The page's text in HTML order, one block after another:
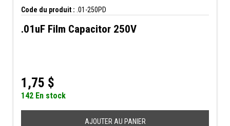
Code du produit : .01-250PD
.01uF Film Capacitor 250V
1,75 $
142 En stock
AJOUTER AU PANIER